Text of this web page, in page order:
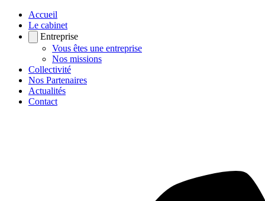
Accueil
Le cabinet
Entreprise
Vous êtes une entreprise
Nos missions
Collectivité
Nos Partenaires
Actualités
Contact